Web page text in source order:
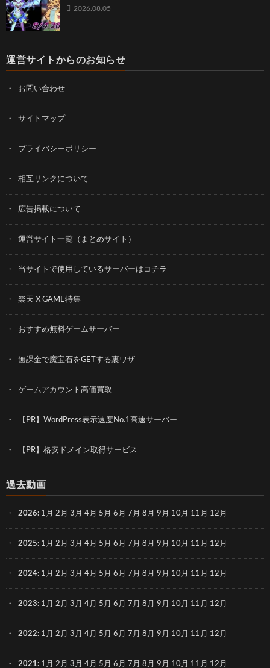
2026.08.05
運営サイトからのお知らせ
お問い合わせ
サイトマップ
プライバシーポリシー
相互リンクについて
広告掲載について
運営サイト一覧（まとめサイト）
当サイトで使用しているサーバーはコチラ
楽天 X GAME特集
おすすめ無料ゲームサーバー
無課金で魔宝石をGETする裏ワザ
ゲームアカウント高価買取
【PR】WordPress表示速度No.1高速サーバー
【PR】格安ドメイン取得サービス
過去動画
2026: 1月 2月 3月 4月 5月 6月 7月 8月 9月 10月 11月 12月
2025: 1月 2月 3月 4月 5月 6月 7月 8月 9月 10月 11月 12月
2024: 1月 2月 3月 4月 5月 6月 7月 8月 9月 10月 11月 12月
2023: 1月 2月 3月 4月 5月 6月 7月 8月 9月 10月 11月 12月
2022: 1月 2月 3月 4月 5月 6月 7月 8月 9月 10月 11月 12月
2021: 1月 2月 3月 4月 5月 6月 7月 8月 9月 10月 11月 12月